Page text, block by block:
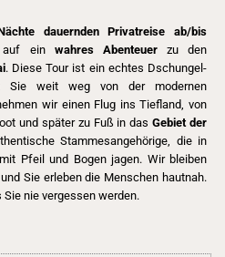
dauernden Privatreise ab/bis
auf ein wahres Abenteuerzu den
. Diese Tour ist ein echtes Dschungel-
Sie weit weg von der modernen
wir einen Flug ins Tiefland, von
und später zu Fuß in dasGebiet der
Stammesangehörige, die in
Pfeil und Bogen jagen. Wir bleiben
Sie erleben die Menschen hautnah.
Sie nie vergessen werden.